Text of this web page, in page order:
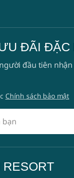
ĐÃI ĐẶC
đầu tiên
Chính sách bảo mật
RESORT